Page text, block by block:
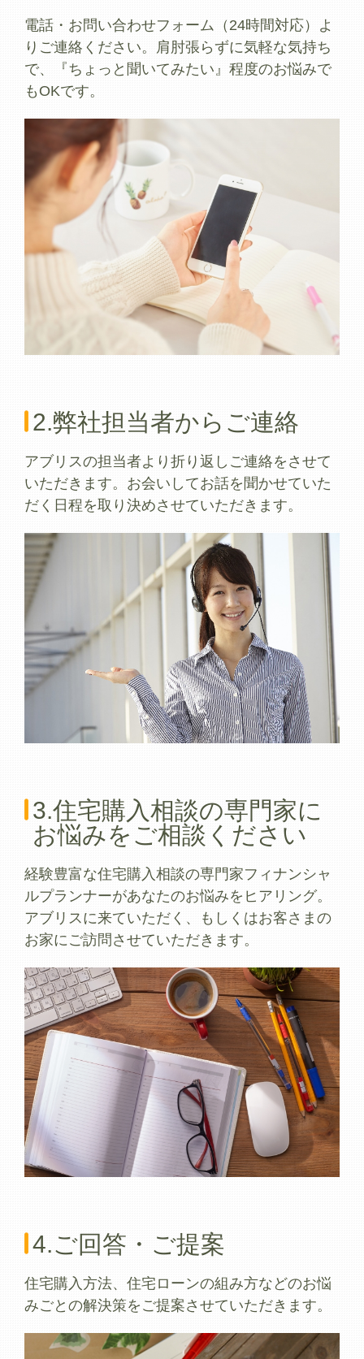
電話・お問い合わせフォーム（24時間対応）よ
りご連絡ください。肩肘張らずに気軽な気持ち
で、『ちょっと聞いてみたい』程度のお悩みで
もOKです。
2.弊社担当者からご連絡
アブリスの担当者より折り返しご連絡をさせて
いただきます。お会いしてお話を聞かせていた
だく日程を取り決めさせていただきます。
3.住宅購入相談の専門家に
お悩みをご相談ください
経験豊富な住宅購入相談の専門家フィナンシャ
ルプランナーがあなたのお悩みをヒアリング。
アブリスに来ていただく、もしくはお客さまの
お家にご訪問させていただきます。
4.ご回答・ご提案
住宅購入方法、住宅ローンの組み方などのお悩
みごとの解決策をご提案させていただきます。